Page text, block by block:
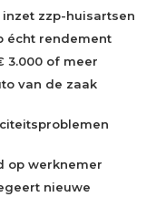
zzp-huisartsen
écht rendement
3.000 of meer
van de zaak
op werknemer
nieuwe